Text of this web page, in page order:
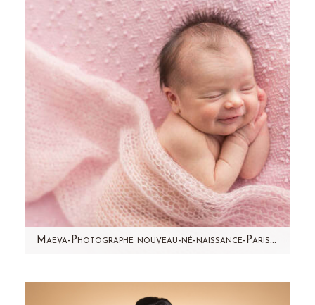
Antilles. Déjà si…
Maeva-Photographe nouveau-né-naissance-Paris- Aline Deguy